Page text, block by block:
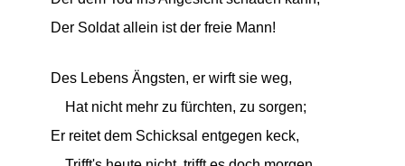
Der Soldat allein ist der freie Mann!
Des Lebens Ängsten, er wirft sie weg,
Hat nicht mehr zu fürchten, zu sorgen;
Er reitet dem Schicksal entgegen keck,